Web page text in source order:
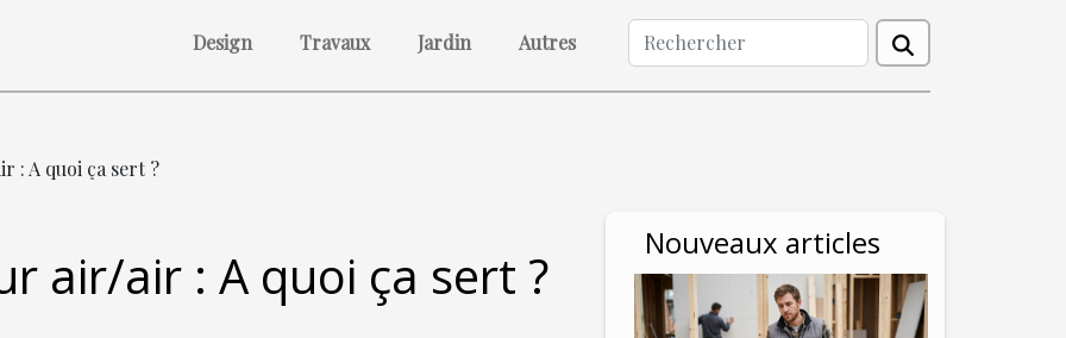
Design Travaux Jardin Autres
: A quoi ça sert ?
air/air : A quoi ça sert ?
Nouveaux articles